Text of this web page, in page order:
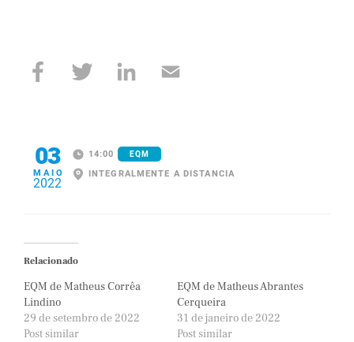
03
MAIO
2022
14:00 EQM
INTEGRALMENTE A DISTANCIA
Relacionado
EQM de Matheus Corrêa
Lindino
29 de setembro de 2022
Post similar
EQM de Matheus Abrantes
Cerqueira
31 de janeiro de 2022
Post similar